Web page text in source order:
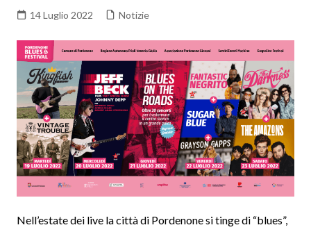
14 Luglio 2022 Notizie
Nell’estate dei live la città di Pordenone si tinge di “blues”,